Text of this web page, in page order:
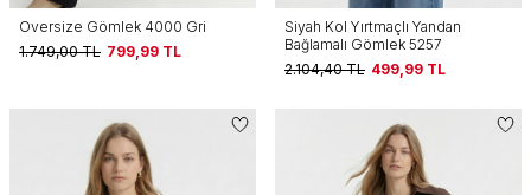
Oversize Gömlek 4000 Gri
1.749,00TL 799,99 TL
Siyah Kol Yırtmaçlı Yandan
Bağlamalı Gömlek 5257
2.104,40TL 499,99 TL